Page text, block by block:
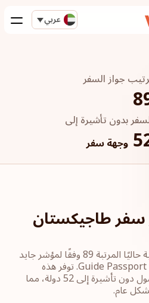
عربي
جواز السفر
بدون تأشيرة إلى
وجهة سفر
سفر طاجيكستان
تحتل جوازات السفر االطاجيكية حاليًا المرتبة 89 وفقًا لمؤشر جايد
لترتيب جوازات السفر Guide Passport Index. توفر هذه
الجوازات امكانية السفر والوصول دون تأشيرة إلى 52 دولة، مما
عام.